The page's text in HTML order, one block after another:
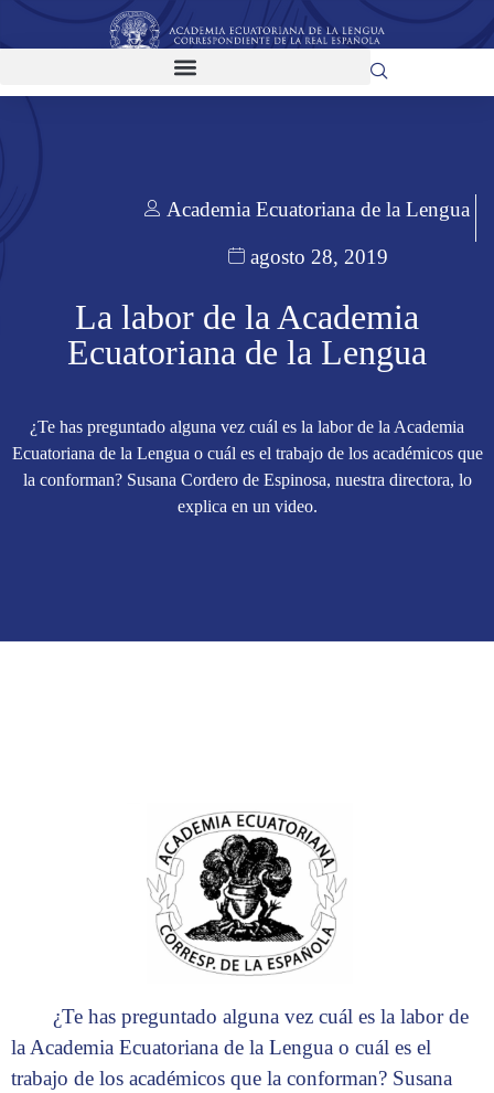
Academia Ecuatoriana de la Lengua
agosto 28, 2019
La labor de la Academia
Ecuatoriana de la Lengua
¿Te has preguntado alguna vez cuál es la labor de la Academia
Ecuatoriana de la Lengua o cuál es el trabajo de los académicos que
la conforman? Susana Cordero de Espinosa, nuestra directora, lo
explica en un video.
¿Te has preguntado alguna vez cuál es la labor de
la Academia Ecuatoriana de la Lengua o cuál es el
trabajo de los académicos que la conforman? Susana